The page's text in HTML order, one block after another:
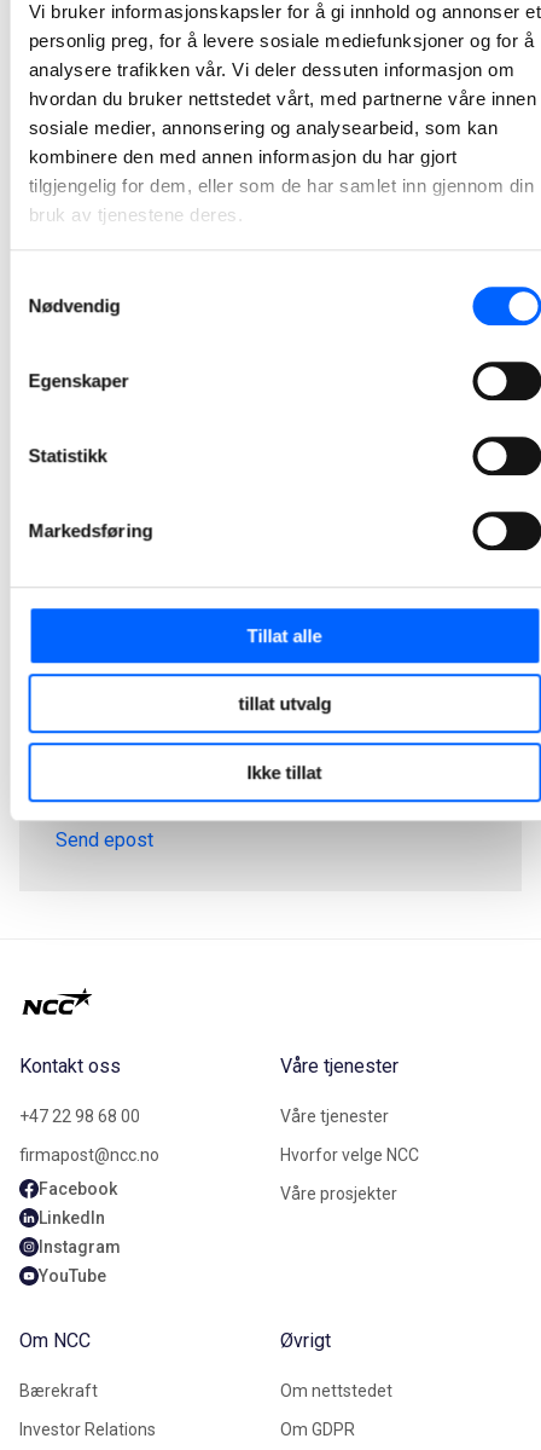
Vi bruker informasjonskapsler for å gi innhold og annonser et
personlig preg, for å levere sosiale mediefunksjoner og for å
analysere trafikken vår. Vi deler dessuten informasjon om
hvordan du bruker nettstedet vårt, med partnerne våre innen
sosiale medier, annonsering og analysearbeid, som kan
kombinere den med annen informasjon du har gjort
tilgjengelig for dem, eller som de har samlet inn gjennom din
bruk av tjenestene deres.
Nødvendig
Egenskaper
Statistikk
Markedsføring
Tillat alle
tillat utvalg
Ikke tillat
Gir nytt liv til fylkesvei i Vestby
Fylkesvei 1026 i Vestby har fått nytt liv med økt bæreevne og en mer robust veikonstruksjon etter at NCC har ferdigstilt rehabilitering og asfaltering av den om lag 2 kilometer lange veistrekningen.
2026-06-22
Stor interesse for åpen dag i Valberg pukkverk
Tor Heimdahl
Manager, Media Relations Norway, NCC Group
+47 951 30 693
Send epost
Kontakt oss
+47 22 98 68 00
firmapost@ncc.no
Facebook
LinkedIn
Instagram
YouTube
Våre tjenester
Våre tjenester
Hvorfor velge NCC
Våre prosjekter
Om NCC
Bærekraft
Investor Relations
Øvrigt
Om nettstedet
Om GDPR